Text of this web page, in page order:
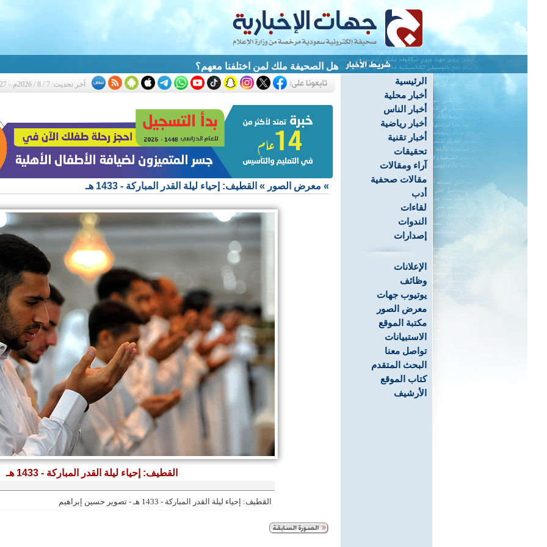
هل الصحيفة ملك لمن اختلفنا معهم؟
الرئيسية
أخبار محلية
أخبار الناس
أخبار رياضية
أخبار تقنية
تحقيقات
آراء ومقالات
مقالات صحفية
أدب
لقاءات
الندوات
إصدارات
الإعلانات
وظائف
يوتيوب جهات
معرض الصور
مكتبة الموقع
الاستبيانات
تواصل معنا
البحث المتقدم
كتاب الموقع
الأرشيف
آخر تحديث: 7 / 8 / 2026م - 3:27 م
» معرض الصور » القطيف: إحياء ليلة القدر المباركة - 1433 هـ
القطيف: إحياء ليلة القدر المباركة - 1433 هـ
القطيف: إحياء ليلة القدر المباركة - 1433 هـ - تصوير حسين إبراهيم